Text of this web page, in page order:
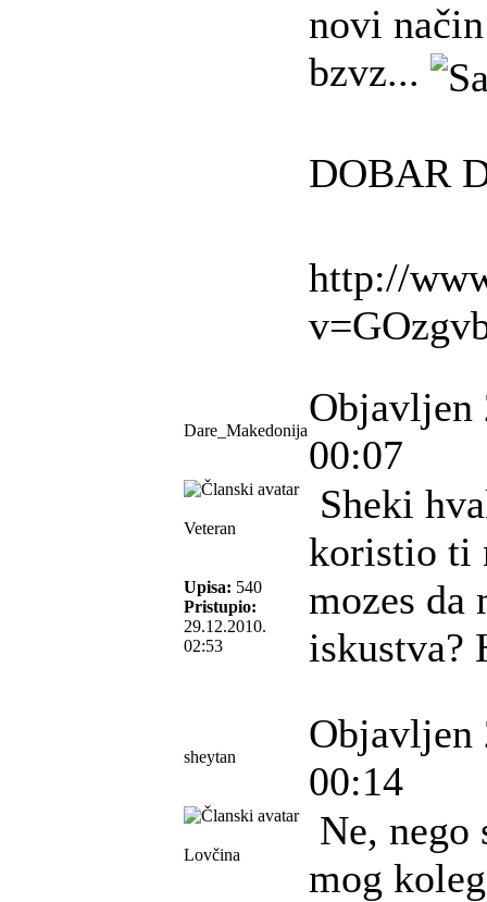
novi
bzvz...
DOBAR
http://
Dare_Makedonija
Objavljen
00:07
Veteran
Upisa: 540
Pristupio:
29.12.2010.
02:53
Sheki
koristio ti
mozes da
iskustva?
sheytan
Objavljen
00:14
Lovčina
Ne, nego
mog